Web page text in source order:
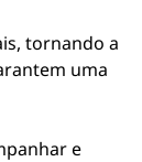
tornando a
uma
e